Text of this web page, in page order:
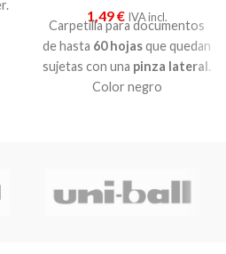
1,49€ IVA incl.
Carpetilla para documentos
de hasta 60 hojasque quedan
sujetas con una pinza lateral.
Color negro